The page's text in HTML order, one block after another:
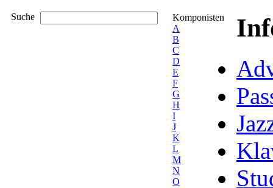
Suche
Komponisten
A
B
C
D
E
F
G
H
I
J
K
L
M
N
O